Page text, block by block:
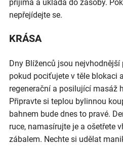
přijímá a ukládá do zásoby.
nepřejídejte se.
KRÁSA
Dny Blíženců jsou nejvhodnější
pokud pociťujete v těle blokaci
regenerační a posilující masáž
Připravte si teplou bylinnou
bahnem bude dnes to pravé.
ruce, namasírujte je a ošetřete
zábalem. Nechte si udělat